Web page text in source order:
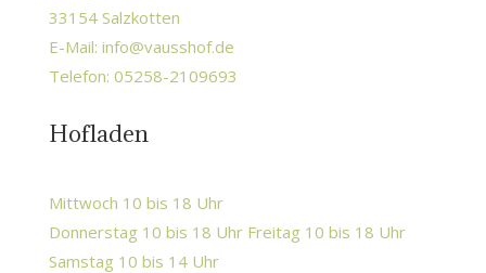
33154 Salzkotten
E-Mail: info@vausshof.de
Telefon: 05258-2109693
Hofladen
Mittwoch 10 bis 18 Uhr
Donnerstag 10 bis 18 Uhr Freitag 10 bis 18 Uhr
Samstag 10 bis 14 Uhr